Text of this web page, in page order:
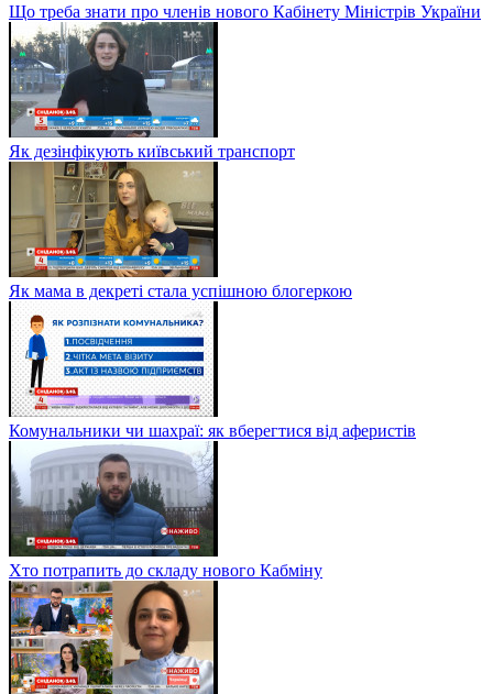
Що треба знати про членів нового Кабінету Міністрів України
Як дезінфікують київський транспорт
Як мама в декреті стала успішною блогеркою
Комунальники чи шахраї: як вберегтися від аферистів
Хто потрапить до складу нового Кабміну